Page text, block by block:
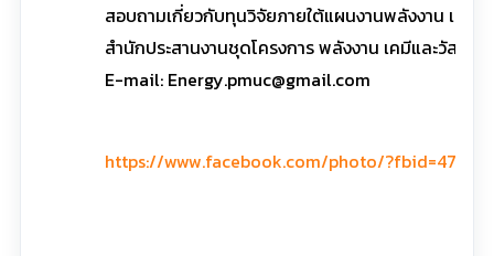
สอบถามเกี่ยวกับทุนวิจัยภายใต้แผนงานพลังงาน เคมี
สำนักประสานงานชุดโครงการ พลังงาน เคมีและวัสดุชี
E-mail: Energy.pmuc@gmail.com
https://www.facebook.com/photo/